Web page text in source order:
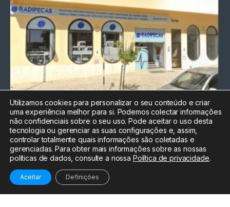
Chamada para a rede fixa
nacional
Electrónica:212
588 047
Informática:212
588 044
Utilizamos cookies para personalizar o seu conteúdo e criar
uma experiência melhor para si. Podemos colectar informações
não confidenciais sobre o seu uso. Pode aceitar o uso desta
tecnologia ou gerenciar as suas configurações e, assim,
controlar totalmente quais informações são coletadas e
gerenciadas. Para obter mais informações sobre as nossas
políticas de dados, consulte a nossa Política de privacidade.
Aceitar Definições